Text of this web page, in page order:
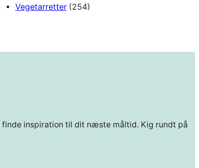
Vegetarretter(254)
inspiration til dit næste måltid. Kig rundt på